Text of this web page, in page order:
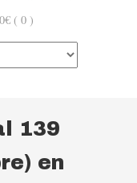
€ ( 0 )
139
en